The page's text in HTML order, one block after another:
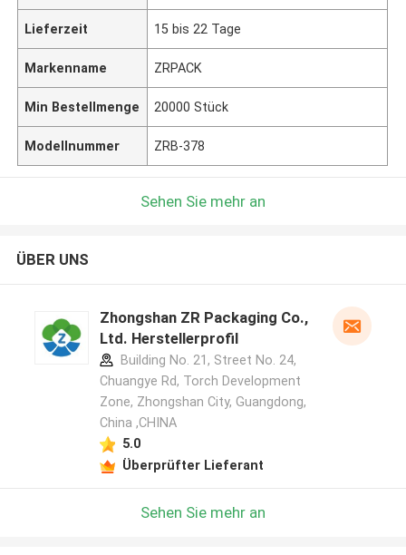
Lieferzeit 15 bis 22 Tage
Markenname ZRPACK
Min Bestellmenge 20000 Stück
Modellnummer ZRB-378
Sehen Sie mehr an
ÜBER UNS
Zhongshan ZR Packaging Co.,
Ltd. Herstellerprofil
Building No. 21, Street No. 24,
Chuangye Rd, Torch Development
Zone, Zhongshan City, Guangdong,
China ,CHINA
5.0
Überprüfter Lieferant
Sehen Sie mehr an